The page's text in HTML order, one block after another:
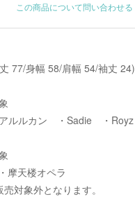
この商品について問い合わせる
77/身幅 58/肩幅 54/袖丈 24)
ルルカン ・Sadie ・Royz
摩天楼オペラ
対象外となります。